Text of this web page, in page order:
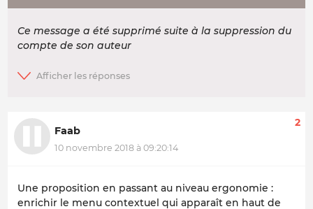
Ce message a été supprimé suite à la suppression du
compte de son auteur
Faab
10 novembre 2018 à 09:20:14
2
Une proposition en passant au niveau ergonomie :
enrichir le menu contextuel qui apparaît en haut de